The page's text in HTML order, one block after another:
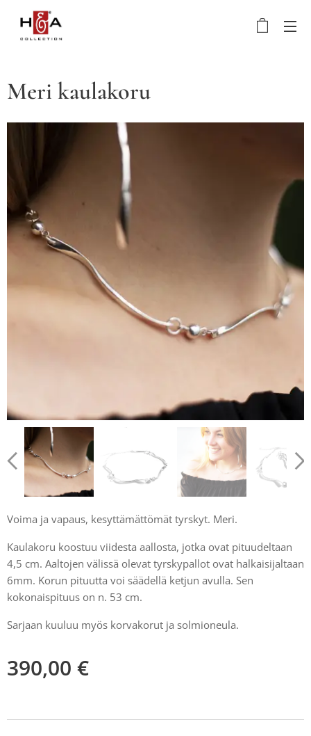
Meri kaulakoru
Voima ja vapaus, kesyttämättömät tyrskyt. Meri.
Kaulakoru koostuu viidesta aallosta, jotka ovat pituudeltaan
4,5 cm. Aaltojen välissä olevat tyrskypallot ovat halkaisijaltaan
6mm. Korun pituutta voi säädellä ketjun avulla. Sen
kokonaispituus on n. 53 cm.
Sarjaan kuuluu myös korvakorut ja solmioneula.
390,00 €